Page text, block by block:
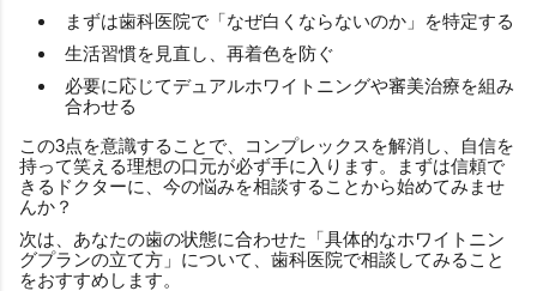
まずは歯科医院で「なぜ白くならないのか」を特定する
生活習慣を見直し、再着色を防ぐ
必要に応じてデュアルホワイトニングや審美治療を組み
合わせる
この3点を意識することで、コンプレックスを解消し、自信を
持って笑える理想の口元が必ず手に入ります。まずは信頼で
きるドクターに、今の悩みを相談することから始めてみませ
んか？
次は、あなたの歯の状態に合わせた「具体的なホワイトニン
グプランの立て方」について、歯科医院で相談してみること
をおすすめします。